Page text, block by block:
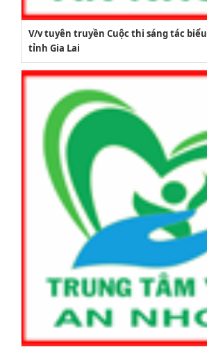
V/v tuyên truyền Cuộc thi sáng tác
tỉnh Gia Lai